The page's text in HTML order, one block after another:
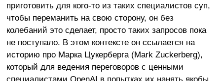
приготовить для кого-то из таких специалистов суп,
чтобы переманить на свою сторону, он без
колебаний это сделает, просто таких запросов пока
не поступало. В этом контексте он ссылается на
историю про Марка Цукерберга (Mark Zuckerberg),
который для ведения переговоров с ценными